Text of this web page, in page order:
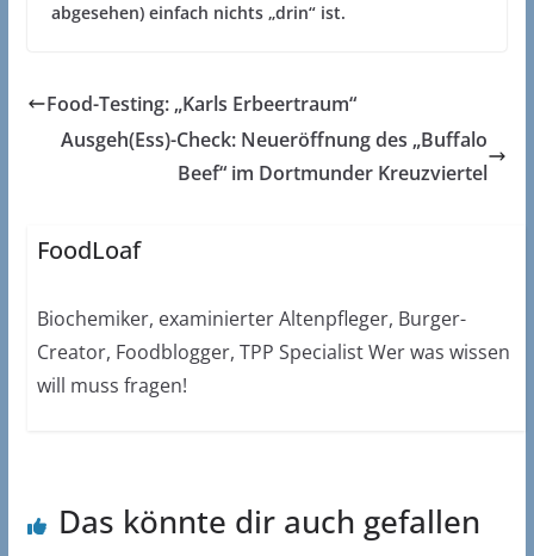
abgesehen) einfach nichts „drin“ ist.
Food-Testing: „Karls Erbeertraum“
Ausgeh(Ess)-Check: Neueröffnung des „Buffalo
Beef“ im Dortmunder Kreuzviertel
FoodLoaf
Biochemiker, examinierter Altenpfleger, Burger-
Creator, Foodblogger, TPP Specialist Wer was wissen
will muss fragen!
Das könnte dir auch gefallen